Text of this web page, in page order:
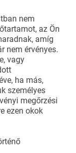
nem
az Ön
amíg
nem érvényes.
vagy
ha más,
személyes
megőrzési
ezen okok